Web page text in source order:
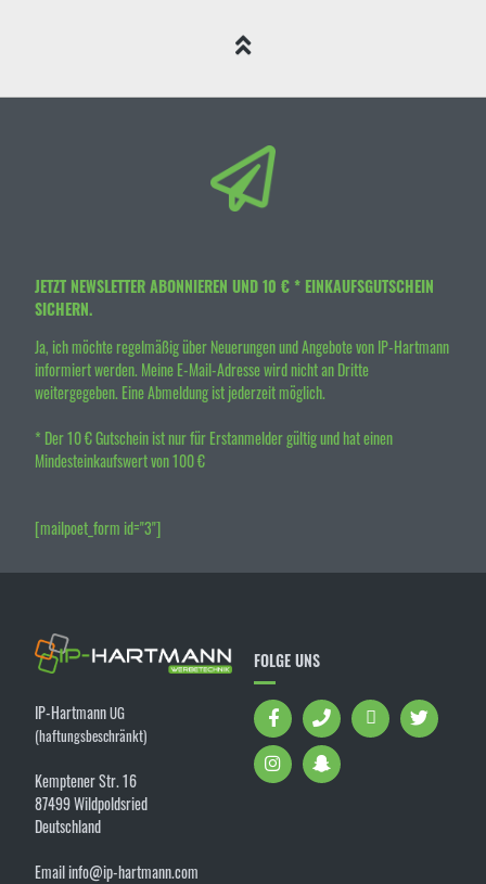
JETZT NEWSLETTER ABONNIEREN UND 10 € * EINKAUFSGUTSCHEIN
SICHERN.
Ja, ich möchte regelmäßig über Neuerungen und Angebote von IP-Hartmann
informiert werden. Meine E-Mail-Adresse wird nicht an Dritte
weitergegeben. Eine Abmeldung ist jederzeit möglich.
* Der 10 € Gutschein ist nur für Erstanmelder gültig und hat einen
Mindesteinkaufswert von 100 €
[mailpoet_form id="3"]
IP-HartmannUG
(haftungsbeschränkt)
Kemptener Str. 16
87499 Wildpoldsried
Deutschland
Email info@ip-hartmann.com
FOLGE UNS